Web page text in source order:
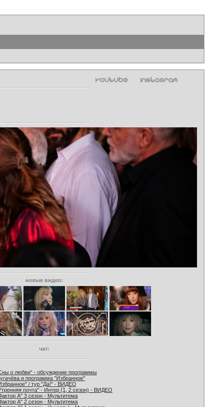
новые видео:
чат:
о любви" - обсуждение программы
и программа "Избранное"
/ тур "Да!" - ВИДЕО
почта" - Интер (1, 2 сезон) - ВИДЕО
А" 3 сезон - Мультитема
А" 2 сезон - Мультитема